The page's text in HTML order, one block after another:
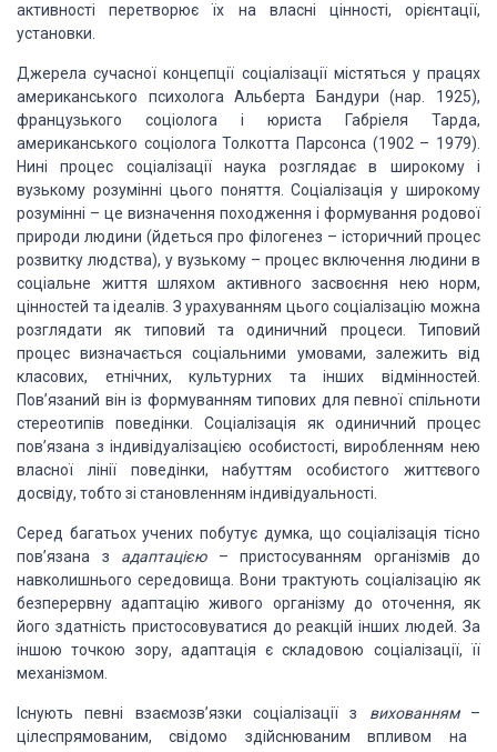
активності перетворює їх на власні цінності, орієнтації,
установки.
Джерела сучасної концепції соціалізації містяться у працях
американського психолога Альберта Бандури (нар. 1925),
французького соціолога і юриста Габріеля Тарда,
американського соціолога Толкотта Парсонса (1902 – 1979).
Нині процес соціалізації наука розглядає в широкому і
вузькому розумінні цього поняття.
Соціалізація у широкому
розумінні – це визначення походження і формування родової
природи людини (йдеться про філогенез – історичний процес
розвитку людства), у вузькому – процес включення людини в
соціальне життя шляхом активного засвоєння нею норм,
цінностей та ідеалів. З урахуванням цього соціалізацію можна
розглядати як типовий та одиничний процеси.
Типовий
процес визначається соціальними умовами, залежить від
класових, етнічних, культурних та інших відмінностей.
Пов’язаний він із формуванням типових для певної спільноти
стереотипів поведінки. Соціалізація як одиничний процес
пов’язана з індивідуалізацією особистості, виробленням нею
власної лінії поведінки, набуттям особистого життєвого
досвіду, тобто зі становленням індивідуальності.
Серед багатьох учених побутує думка, що соціалізація тісно
пов’язана з адаптацією – пристосуванням організмів до
навколишнього середовища. Вони трактують соціалізацію як
безперервну адаптацію живого організму до оточення, як
його здатність пристосовуватися до реакцій інших людей. За
іншою точкою зору, адаптація є складовою соціалізації, її
механізмом.
Існують певні взаємозв’язки соціалізації з вихованням –
цілеспрямованим, свідомо здійснюваним впливом на